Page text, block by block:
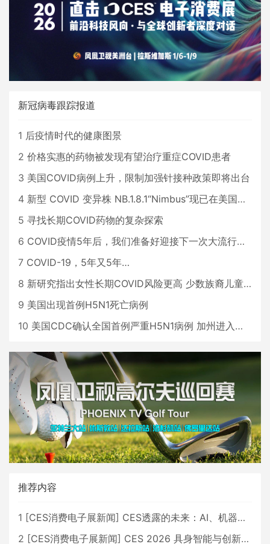
新冠病毒跟踪报道
1 后疫情时代的健康图景
2 价格实惠的药物被发现有望治疗重症COVID患者
3 美国COVID病例上升，限制加强针接种政策即将出台
4 新型 COVID 变异株 NB.1.8.1“Nimbus”现已在美国占据主导地位
5 寻找长期COVID药物的复杂探索
6 COVID疫情5年后，我们准备好迎接下一次大流行了吗？
7 COVID-19，5年又5年…
8 新研究指出女性长期COVID风险更高 少数族裔儿童存在差异
9 美国出现首例H5N1死亡病例
10 美国CDC确认全国首例严重H5N1病例 加州进入紧急状态
推荐内容
1 [CES消费电子展新闻] CES透露的未来：AI、机器人与智能生活大爆发
2 [CES消费电子展新闻] CES 2026 具身智能与创新领域 中国公司大放异彩